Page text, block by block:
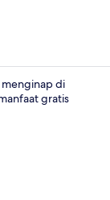
di
gratis